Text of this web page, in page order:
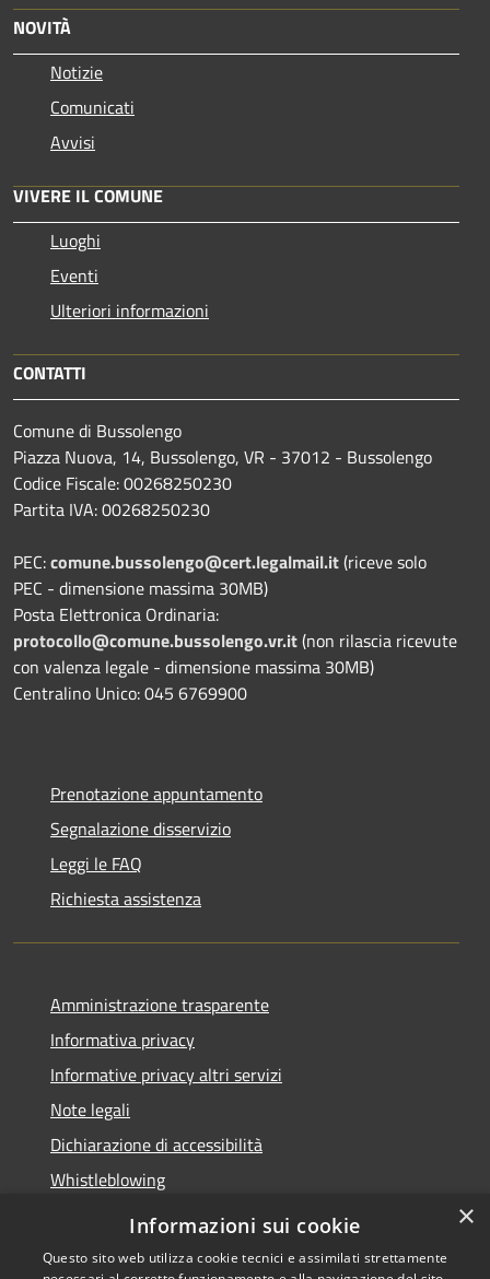
NOVITÀ
Notizie
Comunicati
Avvisi
VIVERE IL COMUNE
Luoghi
Eventi
Ulteriori informazioni
CONTATTI
Comune di Bussolengo
Piazza Nuova, 14, Bussolengo, VR - 37012 - Bussolengo
Codice Fiscale: 00268250230
Partita IVA: 00268250230
PEC:comune.bussolengo@cert.legalmail.it(riceve solo
PEC - dimensione massima 30MB)
Posta Elettronica Ordinaria:
protocollo@comune.bussolengo.vr.it(non rilascia ricevute
con valenza legale - dimensione massima 30MB)
Centralino Unico: 045 6769900
Prenotazione appuntamento
Segnalazione disservizio
Leggi le FAQ
Richiesta assistenza
Amministrazione trasparente
Informativa privacy
Informative privacy altri servizi
Note legali
Dichiarazione di accessibilità
Whistleblowing
×
Informazioni sui cookie
Questo sito web utilizza cookie tecnici e assimilati strettamente